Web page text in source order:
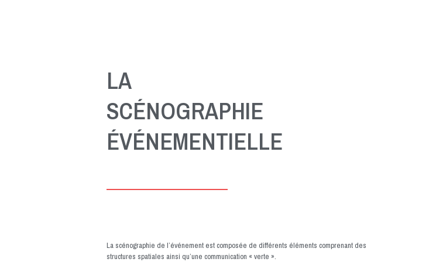
LA
SCÉNOGRAPHIE
ÉVÉNEMENTIELLE
La scénographie de l’événement est composée de différents éléments comprenant des
structures spatiales ainsi qu’une communication « verte ».